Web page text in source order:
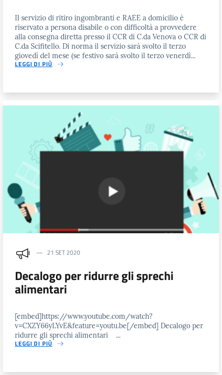
Il servizio di ritiro ingombranti e RAEE a domicilio è
riservato a persona disabile o con difficoltà a provvedere
alla consegna diretta presso il CCR di C.da Venova o CCR di
C.da Scifitello. Di norma il servizio sarà svolto il terzo
giovedì del mese (se festivo sarà svolto il terzo venerdì...
LEGGI DI PIÙ
21 SET 2020
Decalogo per ridurre gli sprechi
alimentari
[embed]https://www.youtube.com/watch?
v=CXZY66yLYvE&feature=youtu.be[/embed] Decalogo per
ridurre gli sprechi alimentari ...
LEGGI DI PIÙ